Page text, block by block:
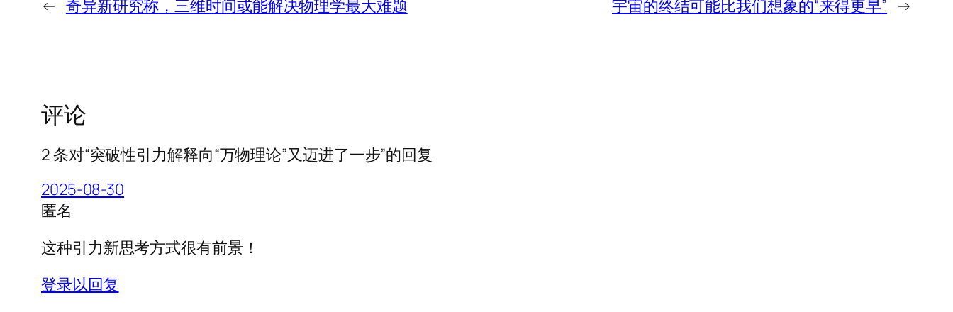
← 奇异新研究称，三维时间或能解决物理学最大难题 宇宙的终结可能比我们想象的“来得更早” →
评论
2 条对“突破性引力解释向“万物理论”又迈进了一步”的回复
2025-08-30
匿名
这种引力新思考方式很有前景！
登录以回复